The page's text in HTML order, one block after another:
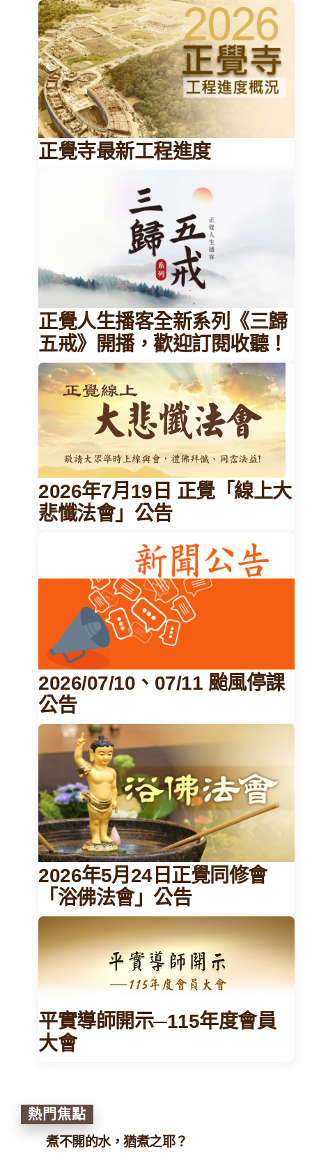
正覺寺最新工程進度
正覺人生播客全新系列《三歸
五戒》開播，歡迎訂閱收聽！
2026年7月19日 正覺「線上大
悲懺法會」公告
2026/07/10、07/11 颱風停課
公告
2026年5月24日正覺同修會
「浴佛法會」公告
平實導師開示─115年度會員
大會
熱門焦點
煮不開的水，猶煮之耶？